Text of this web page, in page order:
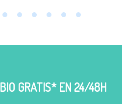
GRATIS* EN 24/48H